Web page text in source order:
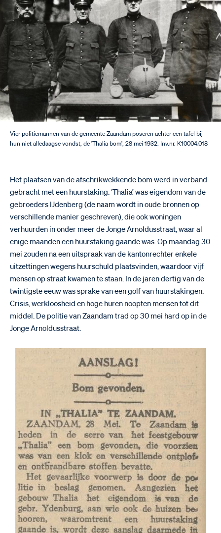
Vier politiemannen van de gemeente Zaandam poseren achter een tafel bij
hun niet alledaagse vondst, de 'Thalia bom', 28 mei 1932. Inv.nr. K10004.018
Het plaatsen van de afschrikwekkende bom werd in verband
gebracht met een huurstaking. ‘Thalia’ was eigendom van de
gebroeders IJdenberg (de naam wordt in oude bronnen op
verschillende manier geschreven), die ook woningen
verhuurden in onder meer de Jonge Arnoldusstraat, waar al
enige maanden een huurstaking gaande was. Op maandag 30
mei zouden na een uitspraak van de kantonrechter enkele
uitzettingen wegens huurschuld plaatsvinden, waardoor vijf
mensen op straat kwamen te staan. In de jaren dertig van de
twintigste eeuw was sprake van een golf van huurstakingen.
Crisis, werkloosheid en hoge huren noopten mensen tot dit
middel. De politie van Zaandam trad op 30 mei hard op in de
Jonge Arnoldusstraat.